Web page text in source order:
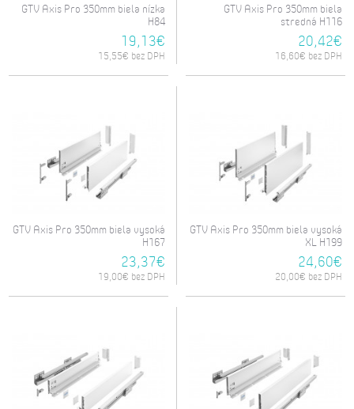
GTV Axis Pro 350mm biela nízka
H84
19,13€
15,55€ bez DPH
GTV Axis Pro 350mm biela
stredná H116
20,42€
16,60€ bez DPH
GTV Axis Pro 350mm biela vysoká
H167
23,37€
19,00€ bez DPH
GTV Axis Pro 350mm biela vysoká
XL H199
24,60€
20,00€ bez DPH